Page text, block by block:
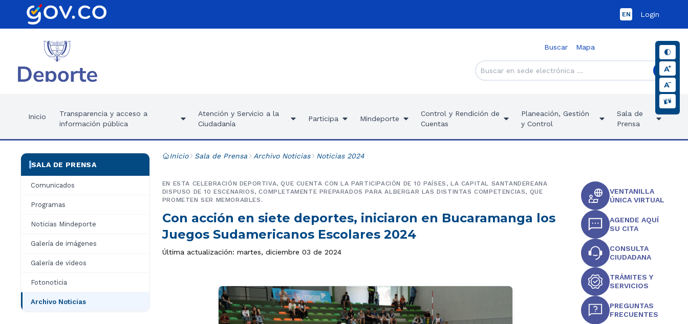
EN Login
Buscar Mapa
Inicio
Transparencia y acceso a
información pública
Atención y Servicio a la
Ciudadanía
Participa Mindeporte
Control y Rendición de
Cuentas
Planeación, Gestión
y Control
Sala de
Prensa
SALA DE PRENSA
Comunicados
Programas
Noticias Mindeporte
Galería de imágenes
Galería de videos
Fotonoticia
Archivo Noticias
Inicio Sala de Prensa Archivo Noticias Noticias 2024
Con acción en siete deportes, iniciaron en Bucaramanga los
Juegos Sudamericanos Escolares 2024
EN ESTA CELEBRACIÓN DEPORTIVA, QUE CUENTA CON LA PARTICIPACIÓN DE 10 PAÍSES, LA CAPITAL SANTANDEREANA
DISPUSO DE 10 ESCENARIOS, COMPLETAMENTE PREPARADOS PARA ALBERGAR LAS DISTINTAS COMPETENCIAS, QUE
PROMETEN SER MEMORABLES.
Última actualización: martes, diciembre 03 de 2024
VENTANILLA
ÚNICA VIRTUAL
AGENDE AQUÍ
SU CITA
CONSULTA
CIUDADANA
TRÁMITES Y
SERVICIOS
PREGUNTAS
FRECUENTES